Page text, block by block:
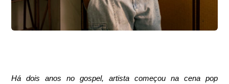
Há dois anos no gospel, artista começou na cena pop